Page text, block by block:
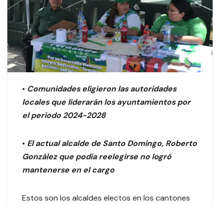
• Comunidades eligieron las autoridades
locales que liderarán los ayuntamientos por
el periodo 2024-2028
• El actual alcalde de Santo Domingo, Roberto
González que podía reelegirse no logró
mantenerse en el cargo
Estos son los alcaldes electos en los cantones